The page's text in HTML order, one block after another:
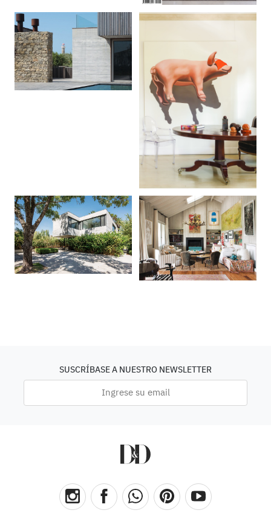
SUSCRÍBASE A NUESTRO NEWSLETTER